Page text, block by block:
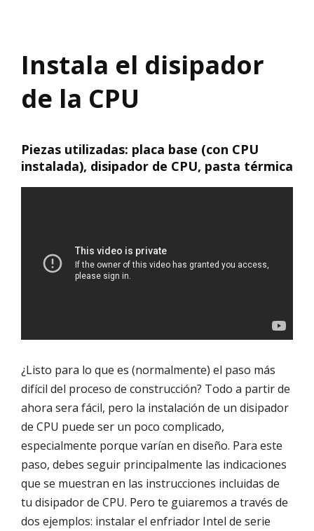
Instala el disipador
de la CPU
Piezas utilizadas: placa base (con CPU
instalada), disipador de CPU, pasta térmica
¿Listo para lo que es (normalmente) el paso más
difícil del proceso de construcción? Todo a partir de
ahora sera fácil, pero la instalación de un disipador
de CPU puede ser un poco complicado,
especialmente porque varían en diseño. Para este
paso, debes seguir principalmente las indicaciones
que se muestran en las instrucciones incluidas de
tu disipador de CPU. Pero te guiaremos a través de
dos ejemplos: instalar el enfriador Intel de serie